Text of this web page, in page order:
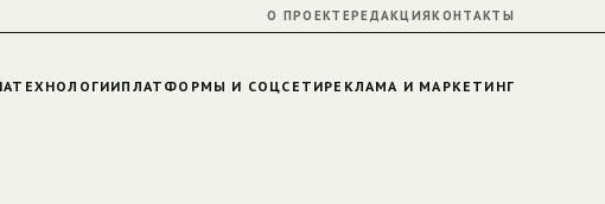
О ПРОЕКТЕРЕДАКЦИЯКОНТАКТЫ
ПЛАТФОРМЫ И СОЦСЕТИРЕКЛАМА И МАРКЕТИНГ